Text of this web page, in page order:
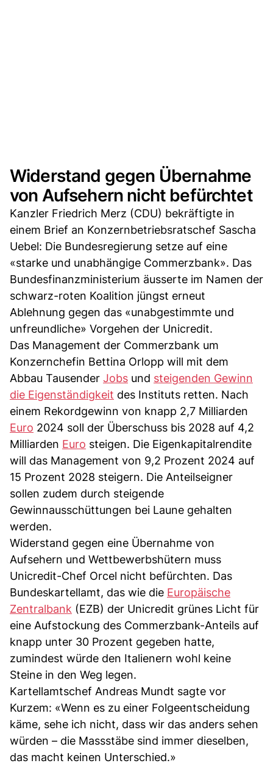
Widerstand gegen Übernahme
von Aufsehern nicht befürchtet
Kanzler Friedrich Merz (CDU) bekräftigte in
einem Brief an Konzernbetriebsratschef Sascha
Uebel: Die Bundesregierung setze auf eine
«starke und unabhängige Commerzbank». Das
Bundesfinanzministerium äusserte im Namen der
schwarz-roten Koalition jüngst erneut
Ablehnung gegen das «unabgestimmte und
unfreundliche» Vorgehen der Unicredit.
Das Management der Commerzbank um
Konzernchefin Bettina Orlopp will mit dem
Abbau Tausender Jobs und steigenden Gewinn
die Eigenständigkeit des Instituts retten. Nach
einem Rekordgewinn von knapp 2,7 Milliarden
Euro 2024 soll der Überschuss bis 2028 auf 4,2
Milliarden Euro steigen. Die Eigenkapitalrendite
will das Management von 9,2 Prozent 2024 auf
15 Prozent 2028 steigern. Die Anteilseigner
sollen zudem durch steigende
Gewinnausschüttungen bei Laune gehalten
werden.
Widerstand gegen eine Übernahme von
Aufsehern und Wettbewerbshütern muss
Unicredit-Chef Orcel nicht befürchten. Das
Bundeskartellamt, das wie die Europäische
Zentralbank (EZB) der Unicredit grünes Licht für
eine Aufstockung des Commerzbank-Anteils auf
knapp unter 30 Prozent gegeben hatte,
zumindest würde den Italienern wohl keine
Steine in den Weg legen.
Kartellamtschef Andreas Mundt sagte vor
Kurzem: «Wenn es zu einer Folgeentscheidung
käme, sehe ich nicht, dass wir das anders sehen
würden – die Massstäbe sind immer dieselben,
das macht keinen Unterschied.»